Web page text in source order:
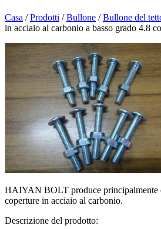
Casa /Prodotti /Bullone /Bullone del
in acciaio al carbonio a basso grado 4.8
HAIYAN BOLT produce principalmente
coperture in acciaio al carbonio.
Descrizione del prodotto: